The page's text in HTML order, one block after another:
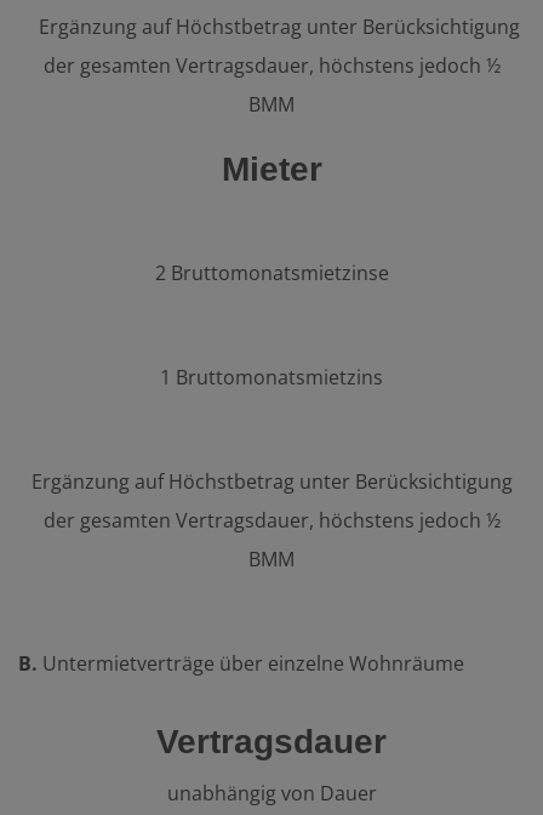
Ergänzung auf Höchst­be­trag unter Berücksichtigung
der ge­sam­ten Ver­trags­dau­er, höchstens jedoch ½
BMM
Mieter
2 Bruttomonatsmietzinse
1 Bruttomonatsmietzins
Ergänzung auf Höchst­be­trag unter Berücksichtigung
der ge­sam­ten Ver­trags­dau­er, höchstens jedoch ½
BMM
B. Untermietverträge über einzelne Wohnräume
Vertragsdauer
unabhängig von Dauer